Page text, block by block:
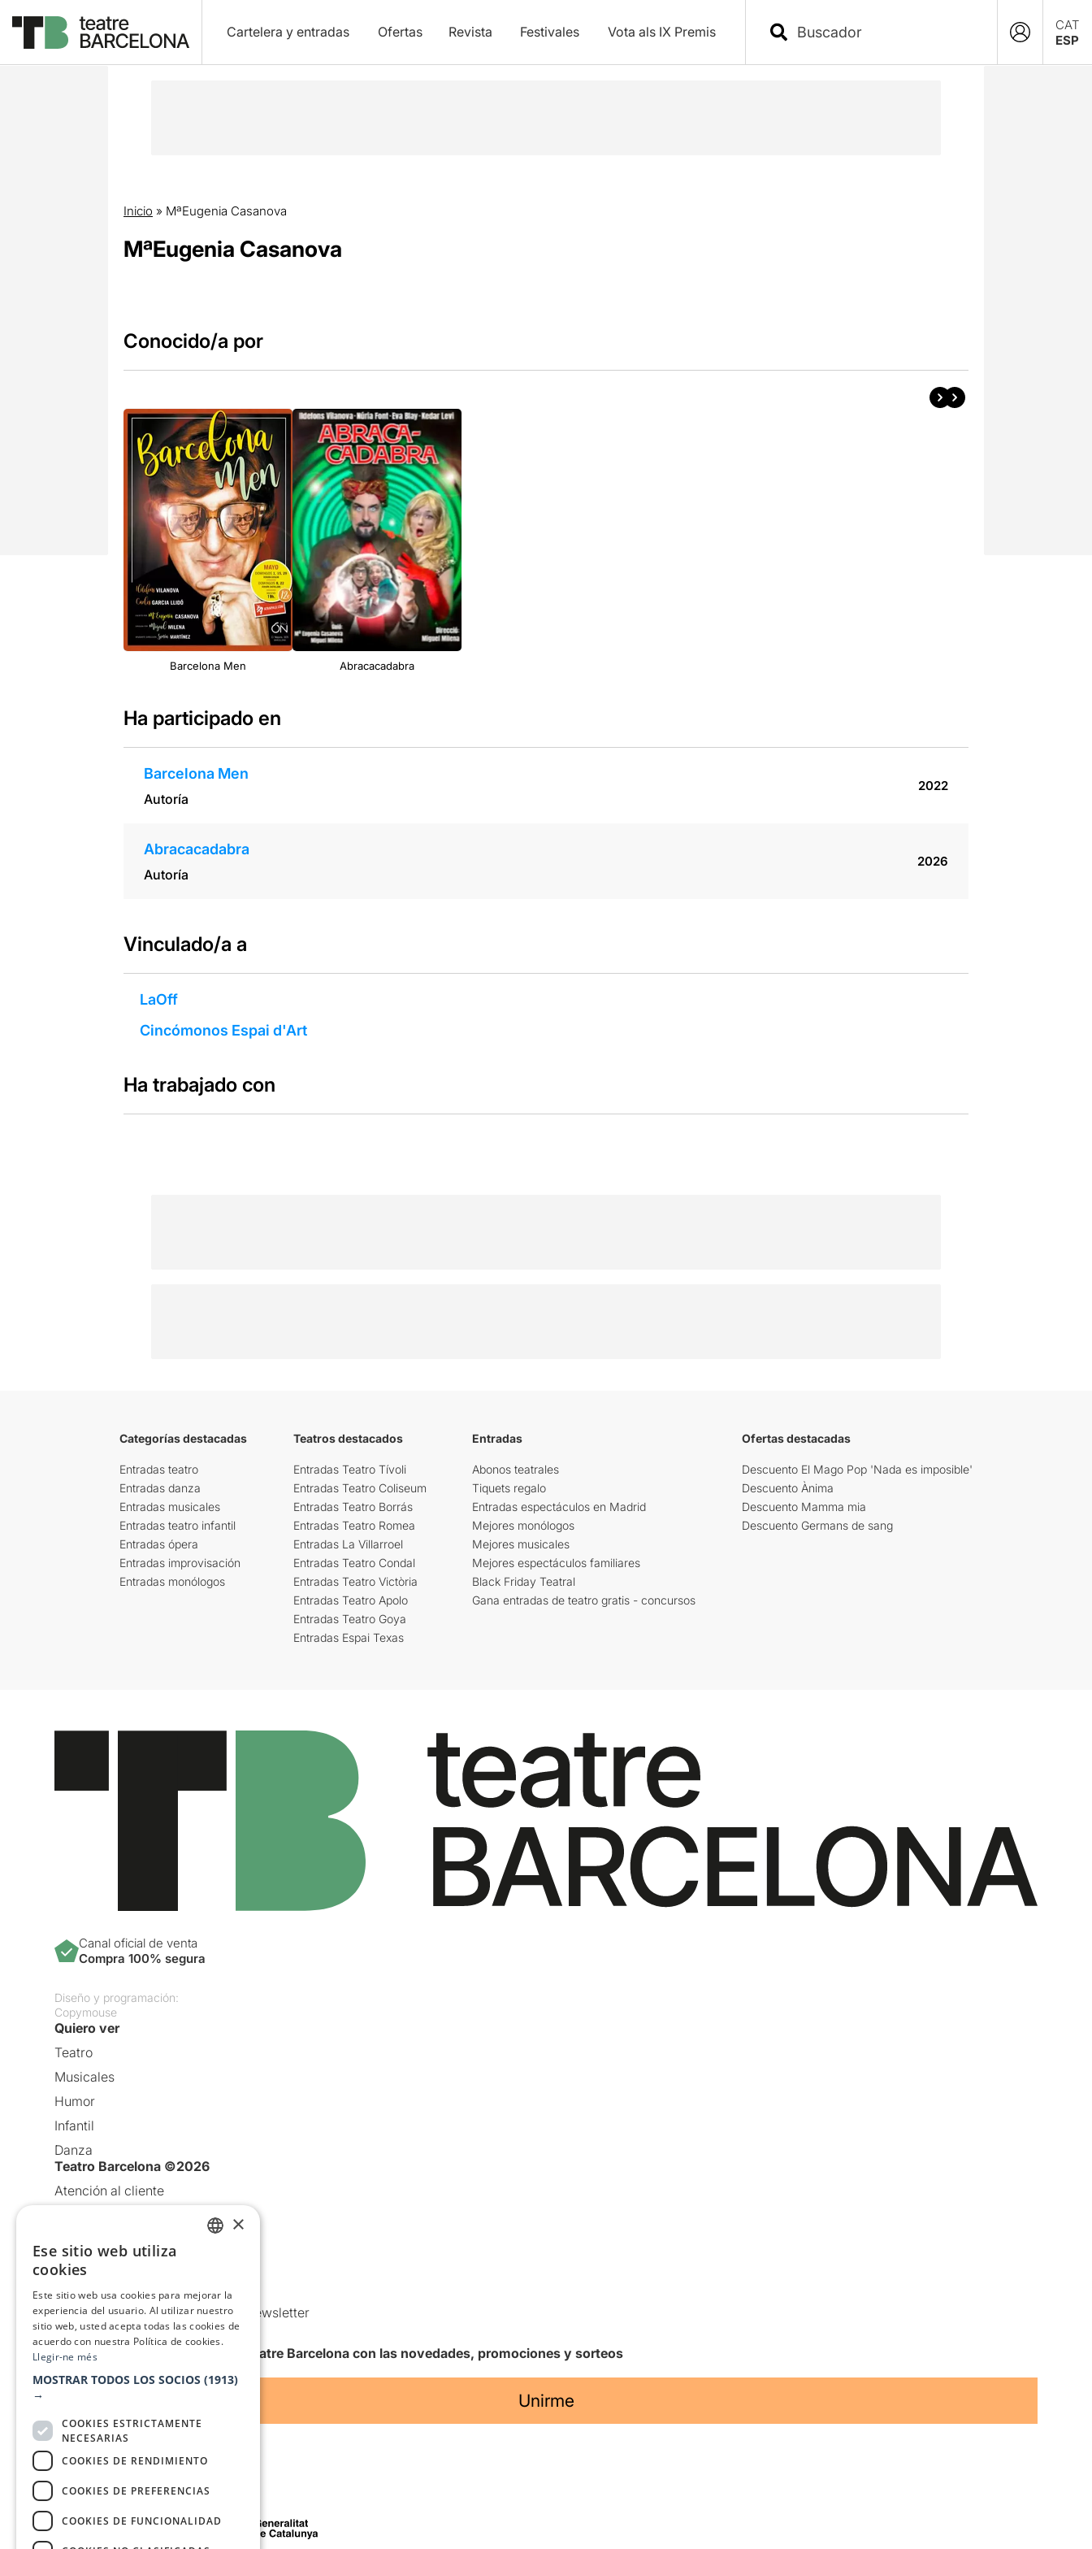
Cartelera y entradas Ofertas Revista Festivales Vota als IX Premis
CAT
ESP
Inicio » MªEugenia Casanova
MªEugenia Casanova
Conocido/a por
Barcelona Men Abracacadabra
Ha participado en
Barcelona Men
Autoría
2022
Abracacadabra
Autoría
2026
Vinculado/a a
LaOff
Cincómonos Espai d'Art
Ha trabajado con
Categorías destacadas
Entradas teatro
Entradas danza
Entradas musicales
Entradas teatro infantil
Entradas ópera
Entradas improvisación
Entradas monólogos
Teatros destacados
Entradas Teatro Tívoli
Entradas Teatro Coliseum
Entradas Teatro Borrás
Entradas Teatro Romea
Entradas La Villarroel
Entradas Teatro Condal
Entradas Teatro Victòria
Entradas Teatro Apolo
Entradas Teatro Goya
Entradas Espai Texas
Entradas
Abonos teatrales
Tiquets regalo
Entradas espectáculos en Madrid
Mejores monólogos
Mejores musicales
Mejores espectáculos familiares
Black Friday Teatral
Gana entradas de teatro gratis - concursos
Ofertas destacadas
Descuento El Mago Pop 'Nada es imposible'
Descuento Ànima
Descuento Mamma mia
Descuento Germans de sang
Canal oficial de venta
Compra 100% segura
Diseño y programación:
Copymouse
Quiero ver
Teatro
Musicales
Humor
Infantil
Danza
Teatro Barcelona ©2026
Atención al cliente
Política de Cookies
Condiciones de uso
Comunicaciones comerciales y Newsletter
Anuncia’t
Quiero recibir la newsletter de Teatre Barcelona con las novedades, promociones y sorteos
Unirme
Con el apoyo de
×
Ese sitio web utiliza
cookies
Este sitio web usa cookies para mejorar la
experiencia del usuario. Al utilizar nuestro
sitio web, usted acepta todas las cookies de
acuerdo con nuestra Política de cookies.
Llegir-ne més
MOSTRAR TODOS LOS SOCIOS (1913)
→
COOKIES ESTRICTAMENTE
NECESARIAS
COOKIES DE RENDIMIENTO
COOKIES DE PREFERENCIAS
COOKIES DE FUNCIONALIDAD